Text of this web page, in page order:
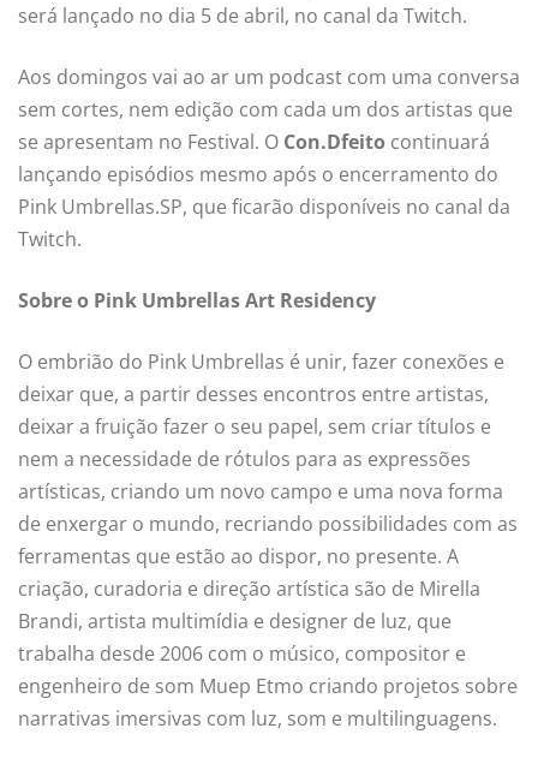
será lançado no dia 5 de abril, no canal da Twitch.
Aos domingos vai ao ar um podcast com uma conversa
sem cortes, nem edição com cada um dos artistas que
se apresentam no Festival. O Con.Dfeito continuará
lançando episódios mesmo após o encerramento do
Pink Umbrellas.SP, que ficarão disponíveis no canal da
Twitch.
Sobre o Pink Umbrellas Art Residency
O embrião do Pink Umbrellas é unir, fazer conexões e
deixar que, a partir desses encontros entre artistas,
deixar a fruição fazer o seu papel, sem criar títulos e
nem a necessidade de rótulos para as expressões
artísticas, criando um novo campo e uma nova forma
de enxergar o mundo, recriando possibilidades com as
ferramentas que estão ao dispor, no presente. A
criação, curadoria e direção artística são de Mirella
Brandi, artista multimídia e designer de luz, que
trabalha desde 2006 com o músico, compositor e
engenheiro de som Muep Etmo criando projetos sobre
narrativas imersivas com luz, som e multilinguagens.